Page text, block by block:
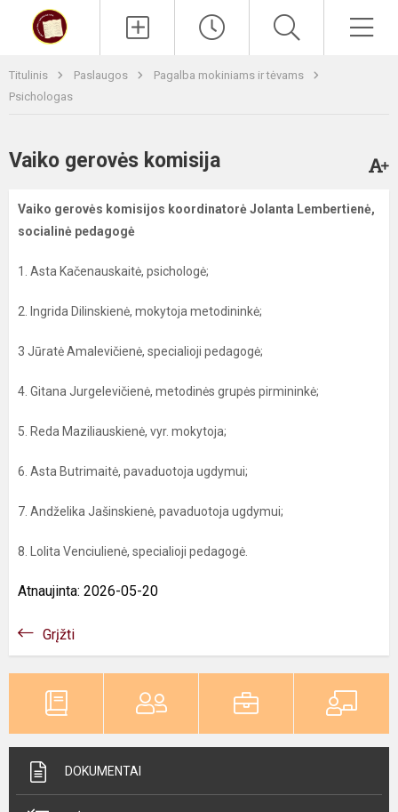
Titulinis Paslaugos
Pagalba mokiniams ir tėvams
Psichologas
Vaiko gerovės komisija
Vaiko gerovės komisijos koordinatorė Jolanta Lembertienė,
socialinė pedagogė
1. Asta Kačenauskaitė, psichologė;
2. Ingrida Dilinskienė, mokytoja metodininkė;
3 Jūratė Amalevičienė, specialioji pedagogė;
4. Gitana Jurgelevičienė, metodinės grupės pirmininkė;
5. Reda Maziliauskienė, vyr. mokytoja;
6. Asta Butrimaitė, pavaduotoja ugdymui;
7. Andželika Jašinskienė, pavaduotoja ugdymui;
8. Lolita Venciulienė, specialioji pedagogė.
Atnaujinta: 2026-05-20
Grįžti
DOKUMENTAI